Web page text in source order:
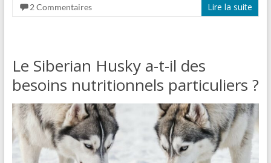
2 Commentaires
Lire la suite
Le Siberian Husky a-t-il des
besoins nutritionnels particuliers ?